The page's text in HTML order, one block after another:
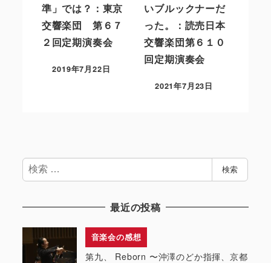
準」では？：東京
交響楽団 第６７
２回定期演奏会
2019年7月22日
いブルックナーだ
った。：読売日本
交響楽団第６１０
回定期演奏会
2021年7月23日
検
索
検索
最近の投稿
音楽会の感想
第九、 Reborn 〜沖澤のどか指揮、京都